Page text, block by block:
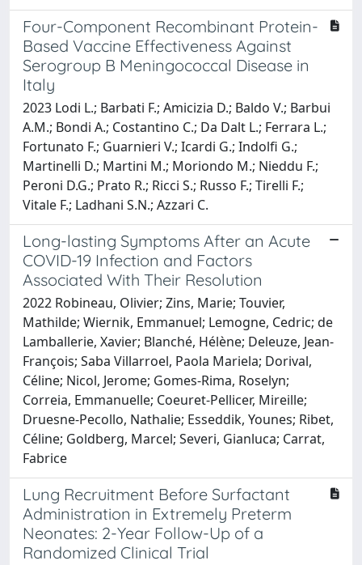
Four-Component Recombinant Protein-
Based Vaccine Effectiveness Against
Serogroup B Meningococcal Disease in
Italy
2023 Lodi L.; Barbati F.; Amicizia D.; Baldo V.; Barbui
A.M.; Bondi A.; Costantino C.; Da Dalt L.; Ferrara L.;
Fortunato F.; Guarnieri V.; Icardi G.; Indolfi G.;
Martinelli D.; Martini M.; Moriondo M.; Nieddu F.;
Peroni D.G.; Prato R.; Ricci S.; Russo F.; Tirelli F.;
Vitale F.; Ladhani S.N.; Azzari C.
Long-lasting Symptoms After an Acute
COVID-19 Infection and Factors
Associated With Their Resolution
2022 Robineau, Olivier; Zins, Marie; Touvier,
Mathilde; Wiernik, Emmanuel; Lemogne, Cedric; de
Lamballerie, Xavier; Blanché, Hélène; Deleuze, Jean-
François; Saba Villarroel, Paola Mariela; Dorival,
Céline; Nicol, Jerome; Gomes-Rima, Roselyn;
Correia, Emmanuelle; Coeuret-Pellicer, Mireille;
Druesne-Pecollo, Nathalie; Esseddik, Younes; Ribet,
Céline; Goldberg, Marcel; Severi, Gianluca; Carrat,
Fabrice
Lung Recruitment Before Surfactant
Administration in Extremely Preterm
Neonates: 2-Year Follow-Up of a
Randomized Clinical Trial